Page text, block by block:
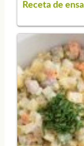
Receta de